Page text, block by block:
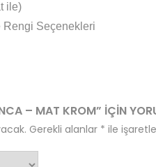
ile)
Rengi Seçenekleri
– MAT KROM” IÇIN
Gerekli alanlar * ile